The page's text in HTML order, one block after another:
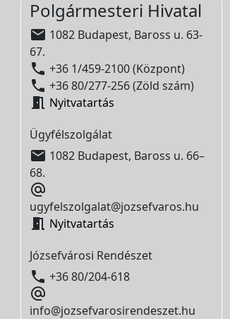
Polgármesteri Hivatal
 1082 Budapest, Baross u. 63-
67.
 +36 1/459-2100 (Központ)
 +36 80/277-256 (Zöld szám)
 Nyitvatartás
Ügyfélszolgálat
 1082 Budapest, Baross u. 66–
68.

ugyfelszolgalat@jozsefvaros.hu
 Nyitvatartás
Józsefvárosi Rendészet
 +36 80/204-618

info@jozsefvarosirendeszet.hu